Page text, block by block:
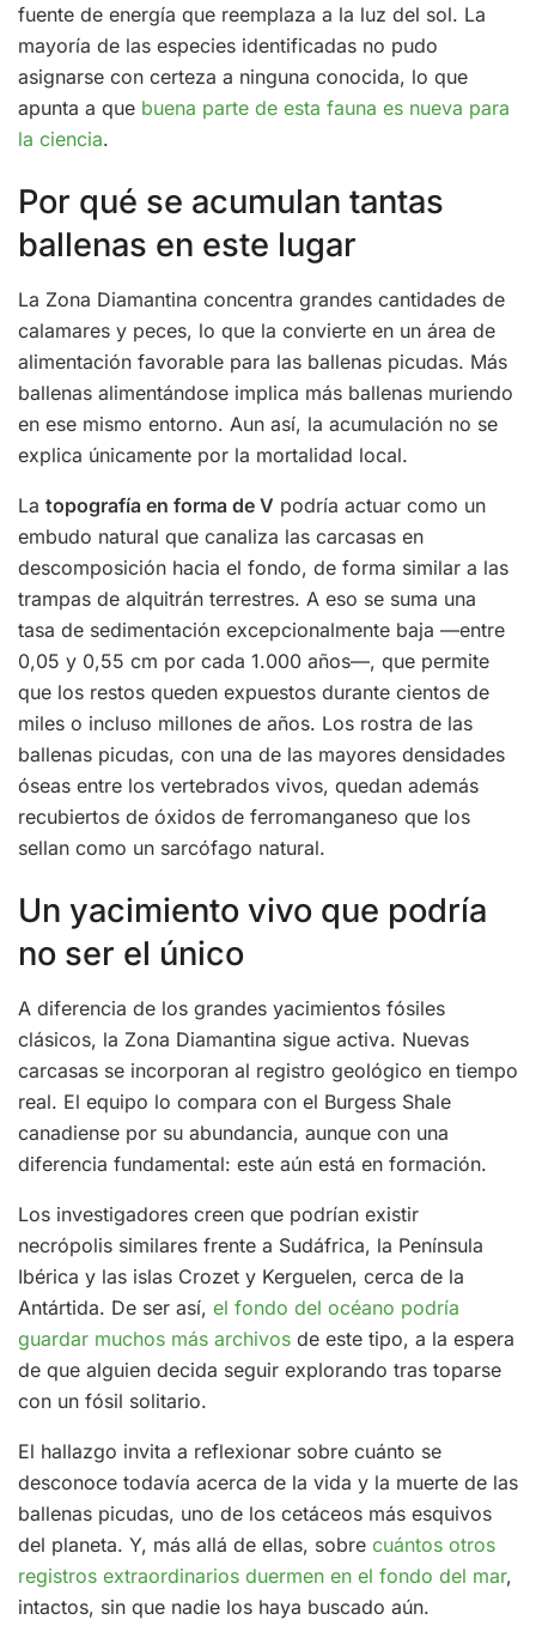
fuente de energía que reemplaza a la luz del sol. La
mayoría de las especies identificadas no pudo
asignarse con certeza a ninguna conocida, lo que
apunta a que buena parte de esta fauna es nueva para
la ciencia.
Por qué se acumulan tantas
ballenas en este lugar
La Zona Diamantina concentra grandes cantidades de
calamares y peces, lo que la convierte en un área de
alimentación favorable para las ballenas picudas. Más
ballenas alimentándose implica más ballenas muriendo
en ese mismo entorno. Aun así, la acumulación no se
explica únicamente por la mortalidad local.
La topografía en forma de V podría actuar como un
embudo natural que canaliza las carcasas en
descomposición hacia el fondo, de forma similar a las
trampas de alquitrán terrestres. A eso se suma una
tasa de sedimentación excepcionalmente baja —entre
0,05 y 0,55 cm por cada 1.000 años—, que permite
que los restos queden expuestos durante cientos de
miles o incluso millones de años. Los rostra de las
ballenas picudas, con una de las mayores densidades
óseas entre los vertebrados vivos, quedan además
recubiertos de óxidos de ferromanganeso que los
sellan como un sarcófago natural.
Un yacimiento vivo que podría
no ser el único
A diferencia de los grandes yacimientos fósiles
clásicos, la Zona Diamantina sigue activa. Nuevas
carcasas se incorporan al registro geológico en tiempo
real. El equipo lo compara con el Burgess Shale
canadiense por su abundancia, aunque con una
diferencia fundamental: este aún está en formación.
Los investigadores creen que podrían existir
necrópolis similares frente a Sudáfrica, la Península
Ibérica y las islas Crozet y Kerguelen, cerca de la
Antártida. De ser así, el fondo del océano podría
guardar muchos más archivos de este tipo, a la espera
de que alguien decida seguir explorando tras toparse
con un fósil solitario.
El hallazgo invita a reflexionar sobre cuánto se
desconoce todavía acerca de la vida y la muerte de las
ballenas picudas, uno de los cetáceos más esquivos
del planeta. Y, más allá de ellas, sobre cuántos otros
registros extraordinarios duermen en el fondo del mar,
intactos, sin que nadie los haya buscado aún.